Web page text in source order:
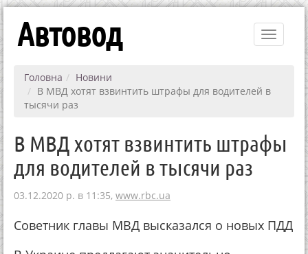
Toggle
Автовод
Головна
Новини
В МВД хотят взвинтить штрафы для водителей в
тысячи раз
В МВД хотят взвинтить штрафы
для водителей в тысячи раз
03.12.2020 р. в 11:35, www.rbc.ua
Советник главы МВД высказался о новых ПДД